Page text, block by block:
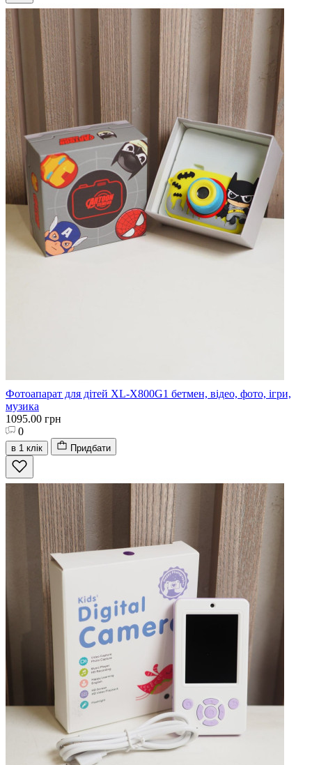
Фотоапарат для дітей XL-X800G1 бетмен, відео, фото, ігри,
музика
1095.00 грн
0
в 1 клік Придбати